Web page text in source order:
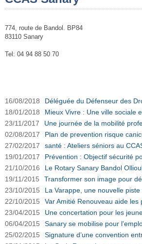
774, route de Bandol. BP84
83110 Sanary
Tel: 04 94 88 50 70
16/08/2018
Déléguée du Défenseur des
18/01/2018
Mieux Vivre : Une ville sociale
23/11/2017
Une journée de la mobilité
02/08/2017
Plan de prevention risque
27/02/2017
santé : Ateliers séniors au
19/01/2017
Prévention : Objectif sécurité
21/10/2016
Le Rotary Sanary Bandol
19/11/2015
Transformer son image pour
23/10/2015
La Varappe, une nouvelle piste
22/10/2015
Var Amitié Renouveau aide les
23/04/2015
Une concertation pour les
06/04/2015
Sanary se mobilise pour
25/02/2015
Signature d’une convention